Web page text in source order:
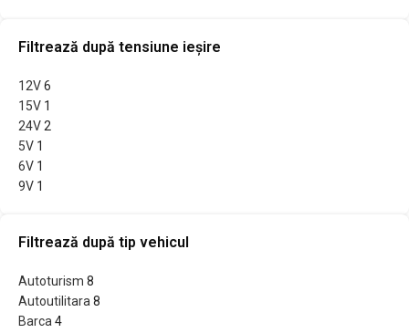
Filtrează după tensiune ieșire
12V6
15V 1
24V2
5V 1
6V 1
9V 1
Filtrează după tip vehicul
Autoturism 8
Autoutilitara8
Barca4